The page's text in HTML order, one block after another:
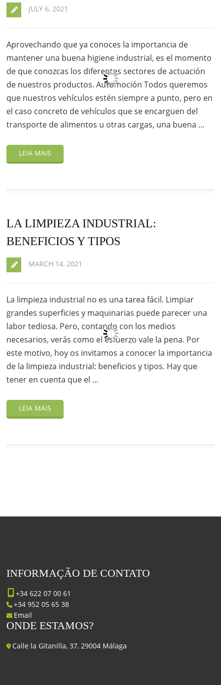
JULY 6, 2021
Aprovechando que ya conoces la importancia de
mantener una buena higiene industrial, es el momento
de que conozcas los diferentes sectores de actuación
de nuestros productos. Automoción Todos queremos
que nuestros vehículos estén siempre a punto, pero en
el caso concreto de vehículos que se encarguen del
transporte de alimentos u otras cargas, una buena ...
LA LIMPIEZA INDUSTRIAL:
BENEFICIOS Y TIPOS
MARCH 14, 2021
La limpieza industrial no es una tarea fácil. Limpiar
grandes superficies y maquinarias puede parecer una
labor tediosa. Pero, contando con los medios
necesarios, verás como el esfuerzo vale la pena. Por
este motivo, hoy os invitamos a conocer la importancia
de la limpieza industrial: beneficios y tipos. Hay que
tener en cuenta que el ...
INFORMAÇÃO DE CONTATO
+34 622 07 00 61
+34 952 05 65 38
Email
ONDE ESTAMOS?
Calle la Gitanilla, 37, 29004 Málaga